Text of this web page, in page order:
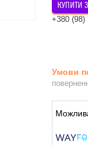
КУПИТИ З
+380 (98)